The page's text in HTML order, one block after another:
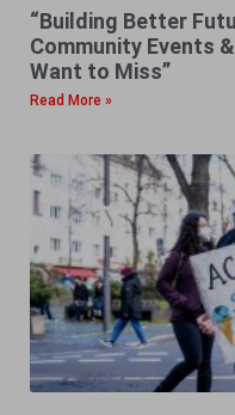
“Building Better
Community Events
Want to Miss”
Read More »